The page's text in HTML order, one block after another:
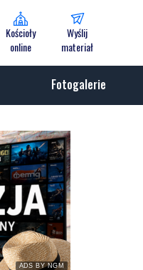
Kościoły
online
Wyślij
materiał
Fotogalerie
ADS BY NGM